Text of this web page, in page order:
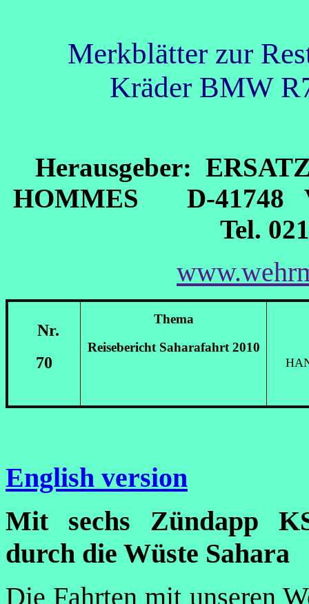
Merkblätter zur
Kräder BMW
Herausgeber:
HOMMES D-41748
Tel.
Nr.
70
Thema
Reisebericht Saharafahrt 2010
H
English version
Mit sechs Zündapp
durch die Wüste Sahara
Die Fahrten mit unseren